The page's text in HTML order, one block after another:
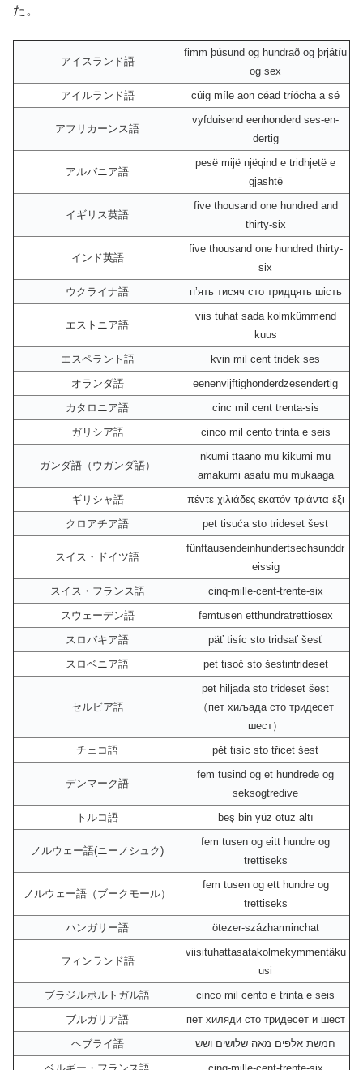
た。
アイスランド語
fimm þúsund og hundrað og þrjátíu
og sex
アイルランド語
cúig míle aon céad tríócha a sé
アフリカーンス語
vyfduisend eenhonderd ses-en-
dertig
アルバニア語
pesë mijë njëqind e tridhjetë e
gjashtë
イギリス英語
five thousand one hundred and
thirty-six
インド英語
five thousand one hundred thirty-
six
ウクライナ語
пʼять тисяч сто тридцять шість
エストニア語
viis tuhat sada kolmkümmend
kuus
エスペラント語
kvin mil cent tridek ses
オランダ語
eenenvijftighonderdzesendertig
カタロニア語
cinc mil cent trenta-sis
ガリシア語
cinco mil cento trinta e seis
ガンダ語（ウガンダ語）
nkumi ttaano mu kikumi mu
amakumi asatu mu mukaaga
ギリシャ語
πέντε χιλιάδες εκατόv τριάντα έξι
クロアチア語
pet tisuća sto trideset šest
スイス・ドイツ語
fünftausendeinhundertsechsunddr
eissig
スイス・フランス語
cinq-mille-cent-trente-six
スウェーデン語
femtusen etthundratrettiosex
スロバキア語
päť tisíc sto tridsať šesť
スロベニア語
pet tisoč sto šestintrideset
セルビア語
pet hiljada sto trideset šest
（пет хиљада сто тридесет
шест）
チェコ語
pět tisíc sto třicet šest
デンマーク語
fem tusind og et hundrede og
seksogtredive
トルコ語
beş bin yüz otuz altı
ノルウェー語(ニーノシュク)
fem tusen og eitt hundre og
trettiseks
ノルウェー語（ブークモール）
fem tusen og ett hundre og
trettiseks
ハンガリー語
ötezer-százharminchat
フィンランド語
viisituhattasatakolmekymmentäku
usi
ブラジルポルトガル語
cinco mil cento e trinta e seis
ブルガリア語
пет хиляди сто тридесет и шест
ヘブライ語
חמשת אלפים מאה שלושים ושש